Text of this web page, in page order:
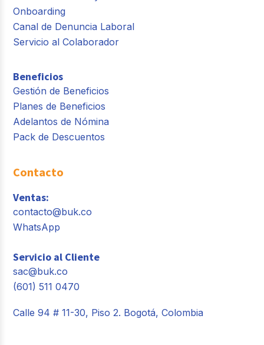
Onboarding
Canal de Denuncia Laboral
Servicio al Colaborador
Beneficios
Gestión de Beneficios
Planes de Beneficios
Adelantos de Nómina
Pack de Descuentos
Contacto
Ventas:
contacto@buk.co
WhatsApp
Servicio al Cliente
sac@buk.co
(601) 511 0470
Calle 94 # 11-30, Piso 2. Bogotá, Colombia